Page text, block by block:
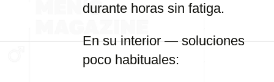
durante horas sin fatiga.
En su interior — soluciones
poco habituales: